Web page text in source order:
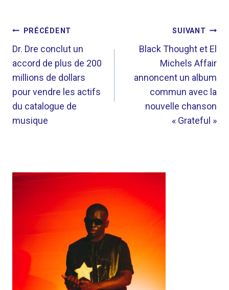
NAVIGATION
DE
L’ARTICLE
PRÉCÉDENT
Dr. Dre conclut un
accord de plus de 200
millions de dollars
pour vendre les actifs
du catalogue de
musique
SUIVANT
Black Thought et El
Michels Affair
annoncent un album
commun avec la
nouvelle chanson
« Grateful »